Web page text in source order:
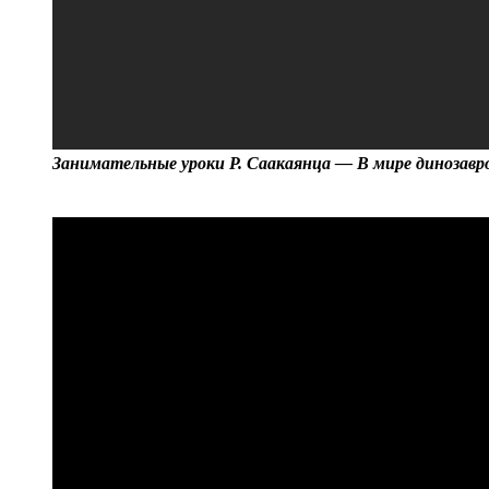
Занимательные уроки Р. Саакаянца — В мире